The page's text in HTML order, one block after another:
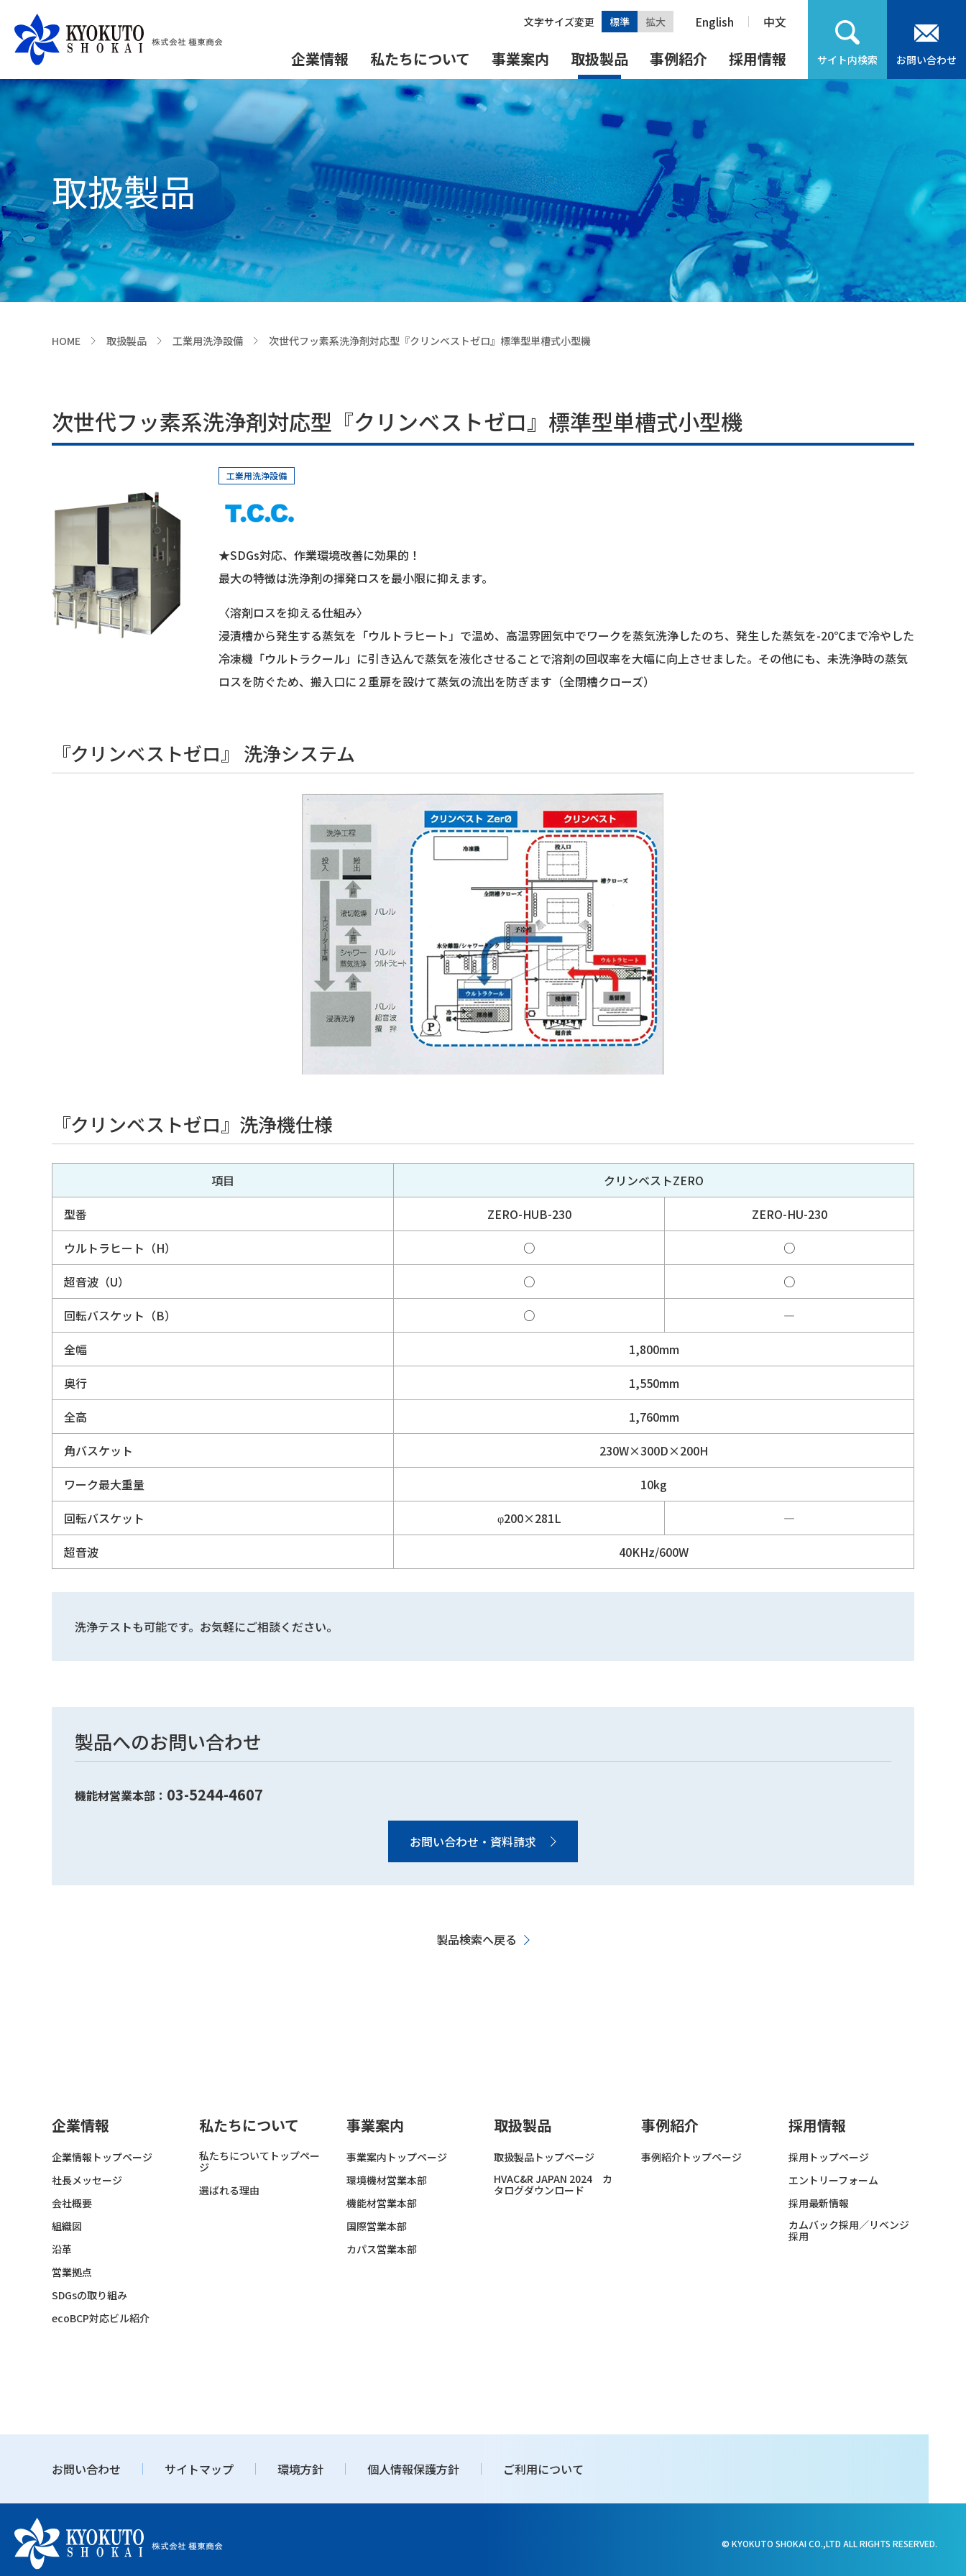
文字サイズ変更 標準 拡大 English 中文
企業情報 私たちについて 事業案内 取扱製品 事例紹介 採用情報 お問い合わせ
取扱製品
HOME 取扱製品 工業用洗浄設備 次世代フッ素系洗浄剤対応型『クリンベストゼロ』標準型単槽式小型機
次世代フッ素系洗浄剤対応型『クリンベストゼロ』標準型単槽式小型機
工業用洗浄設備
★SDGs対応、作業環境改善に効果的！
最大の特徴は洗浄剤の揮発ロスを最小限に抑えます。
〈溶剤ロスを抑える仕組み〉
浸漬槽から発生する蒸気を「ウルトラヒート」で温め、高温雰囲気中でワークを蒸気洗浄したのち、発生した蒸気を-20℃まで冷やした
冷凍機「ウルトラクール」に引き込んで蒸気を液化させることで溶剤の回収率を大幅に向上させました。その他にも、未洗浄時の蒸気
ロスを防ぐため、搬入口に２重扉を設けて蒸気の流出を防ぎます（全閉槽クローズ）
『クリンベストゼロ』 洗浄システム
『クリンベストゼロ』洗浄機仕様
項目
クリンベストZERO
型番
ZERO-HUB-230
ZERO-HU-230
ウルトラヒート（H）
○
○
超音波（U）
○
○
回転バスケット（B）
○
―
全幅
1,800mm
奥行
1,550mm
全高
1,760mm
角バスケット
230W×300D×200H
ワーク最大重量
10kg
回転バスケット
φ200×281L
―
超音波
40KHz/600W
洗浄テストも可能です。お気軽にご相談ください。
製品へのお問い合わせ
機能材営業本部： 03-5244-4607
お問い合わせ・資料請求
製品検索へ戻る
企業情報
企業情報トップページ
社長メッセージ
会社概要
組織図
沿革
営業拠点
SDGsの取り組み
ecoBCP対応ビル紹介
私たちについて
私たちについてトップペー
ジ
選ばれる理由
事業案内
事業案内トップページ
環境機材営業本部
機能材営業本部
国際営業本部
カパス営業本部
取扱製品
取扱製品トップページ
HVAC&R JAPAN 2024 カ
タログダウンロード
事例紹介
事例紹介トップページ
採用情報
採用トップページ
エントリーフォーム
採用最新情報
カムバック採用／リベンジ
採用
お問い合わせ サイトマップ 環境方針 個人情報保護方針 ご利用について
© KYOKUTO SHOKAI CO.,LTD ALL RIGHTS RESERVED.